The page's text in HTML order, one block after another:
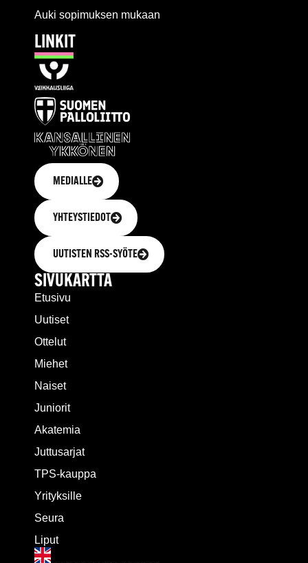
Auki sopimuksen mukaan
LINKIT
MEDIALLE
YHTEYSTIEDOT
UUTISTEN RSS-SYÖTE
SIVUKARTTA
Etusivu
Uutiset
Ottelut
Miehet
Naiset
Juniorit
Akatemia
Juttusarjat
TPS-kauppa
Yrityksille
Seura
Liput